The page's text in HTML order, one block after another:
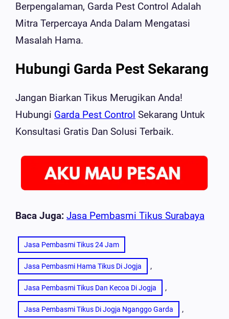
Berpengalaman, Garda Pest Control Adalah
Mitra Terpercaya Anda Dalam Mengatasi
Masalah Hama.
Hubungi Garda Pest Sekarang
Jangan Biarkan Tikus Merugikan Anda!
Hubungi Garda Pest Control Sekarang Untuk
Konsultasi Gratis Dan Solusi Terbaik.
Baca Juga: Jasa Pembasmi Tikus Surabaya
Jasa Pembasmi Tikus 24 Jam
Jasa Pembasmi Hama Tikus Di Jogja ,
Jasa Pembasmi Tikus Dan Kecoa Di Jogja ,
Jasa Pembasmi Tikus Di Jogja Nganggo Garda ,